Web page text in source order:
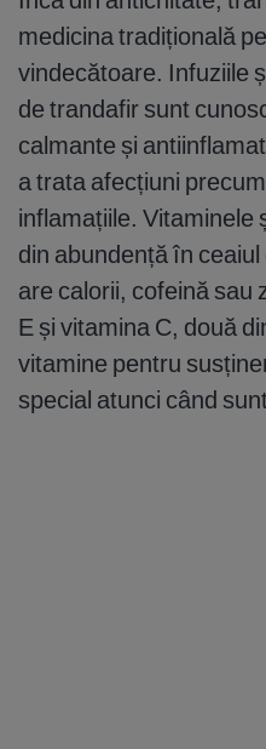
medicina tradițională
vindecătoare. Infuziile
de trandafir sunt
calmante și
a trata afecțiuni
inflamațiile. Vitaminele
din abundență în
are calorii, cofeină sau
E și vitamina C, două
vitamine pentru
special atunci când